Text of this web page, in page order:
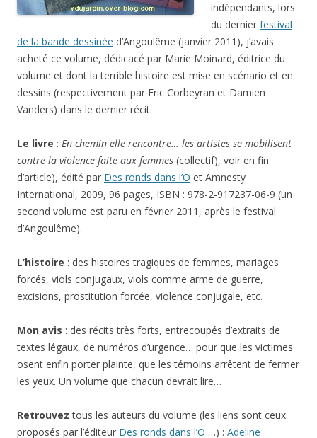
indépendants, lors
du dernier festival
de la bande dessinée d’Angoulême (janvier 2011), j’avais
acheté ce volume, dédicacé par Marie Moinard, éditrice du
volume et dont la terrible histoire est mise en scénario et en
dessins (respectivement par Eric Corbeyran et Damien
Vanders) dans le dernier récit.
Le livre : En chemin elle rencontre… les artistes se mobilisent
contre la violence faite aux femmes (collectif), voir en fin
d’article), édité par Des ronds dans l’O et Amnesty
International, 2009, 96 pages, ISBN : 978-2-917237-06-9 (un
second volume est paru en février 2011, après le festival
d’Angoulême).
L’histoire : des histoires tragiques de femmes, mariages
forcés, viols conjugaux, viols comme arme de guerre,
excisions, prostitution forcée, violence conjugale, etc.
Mon avis : des récits très forts, entrecoupés d’extraits de
textes légaux, de numéros d’urgence… pour que les victimes
osent enfin porter plainte, que les témoins arrêtent de fermer
les yeux. Un volume que chacun devrait lire…
Retrouvez tous les auteurs du volume (les liens sont ceux
proposés par l’éditeur Des ronds dans l’O …) : Adeline